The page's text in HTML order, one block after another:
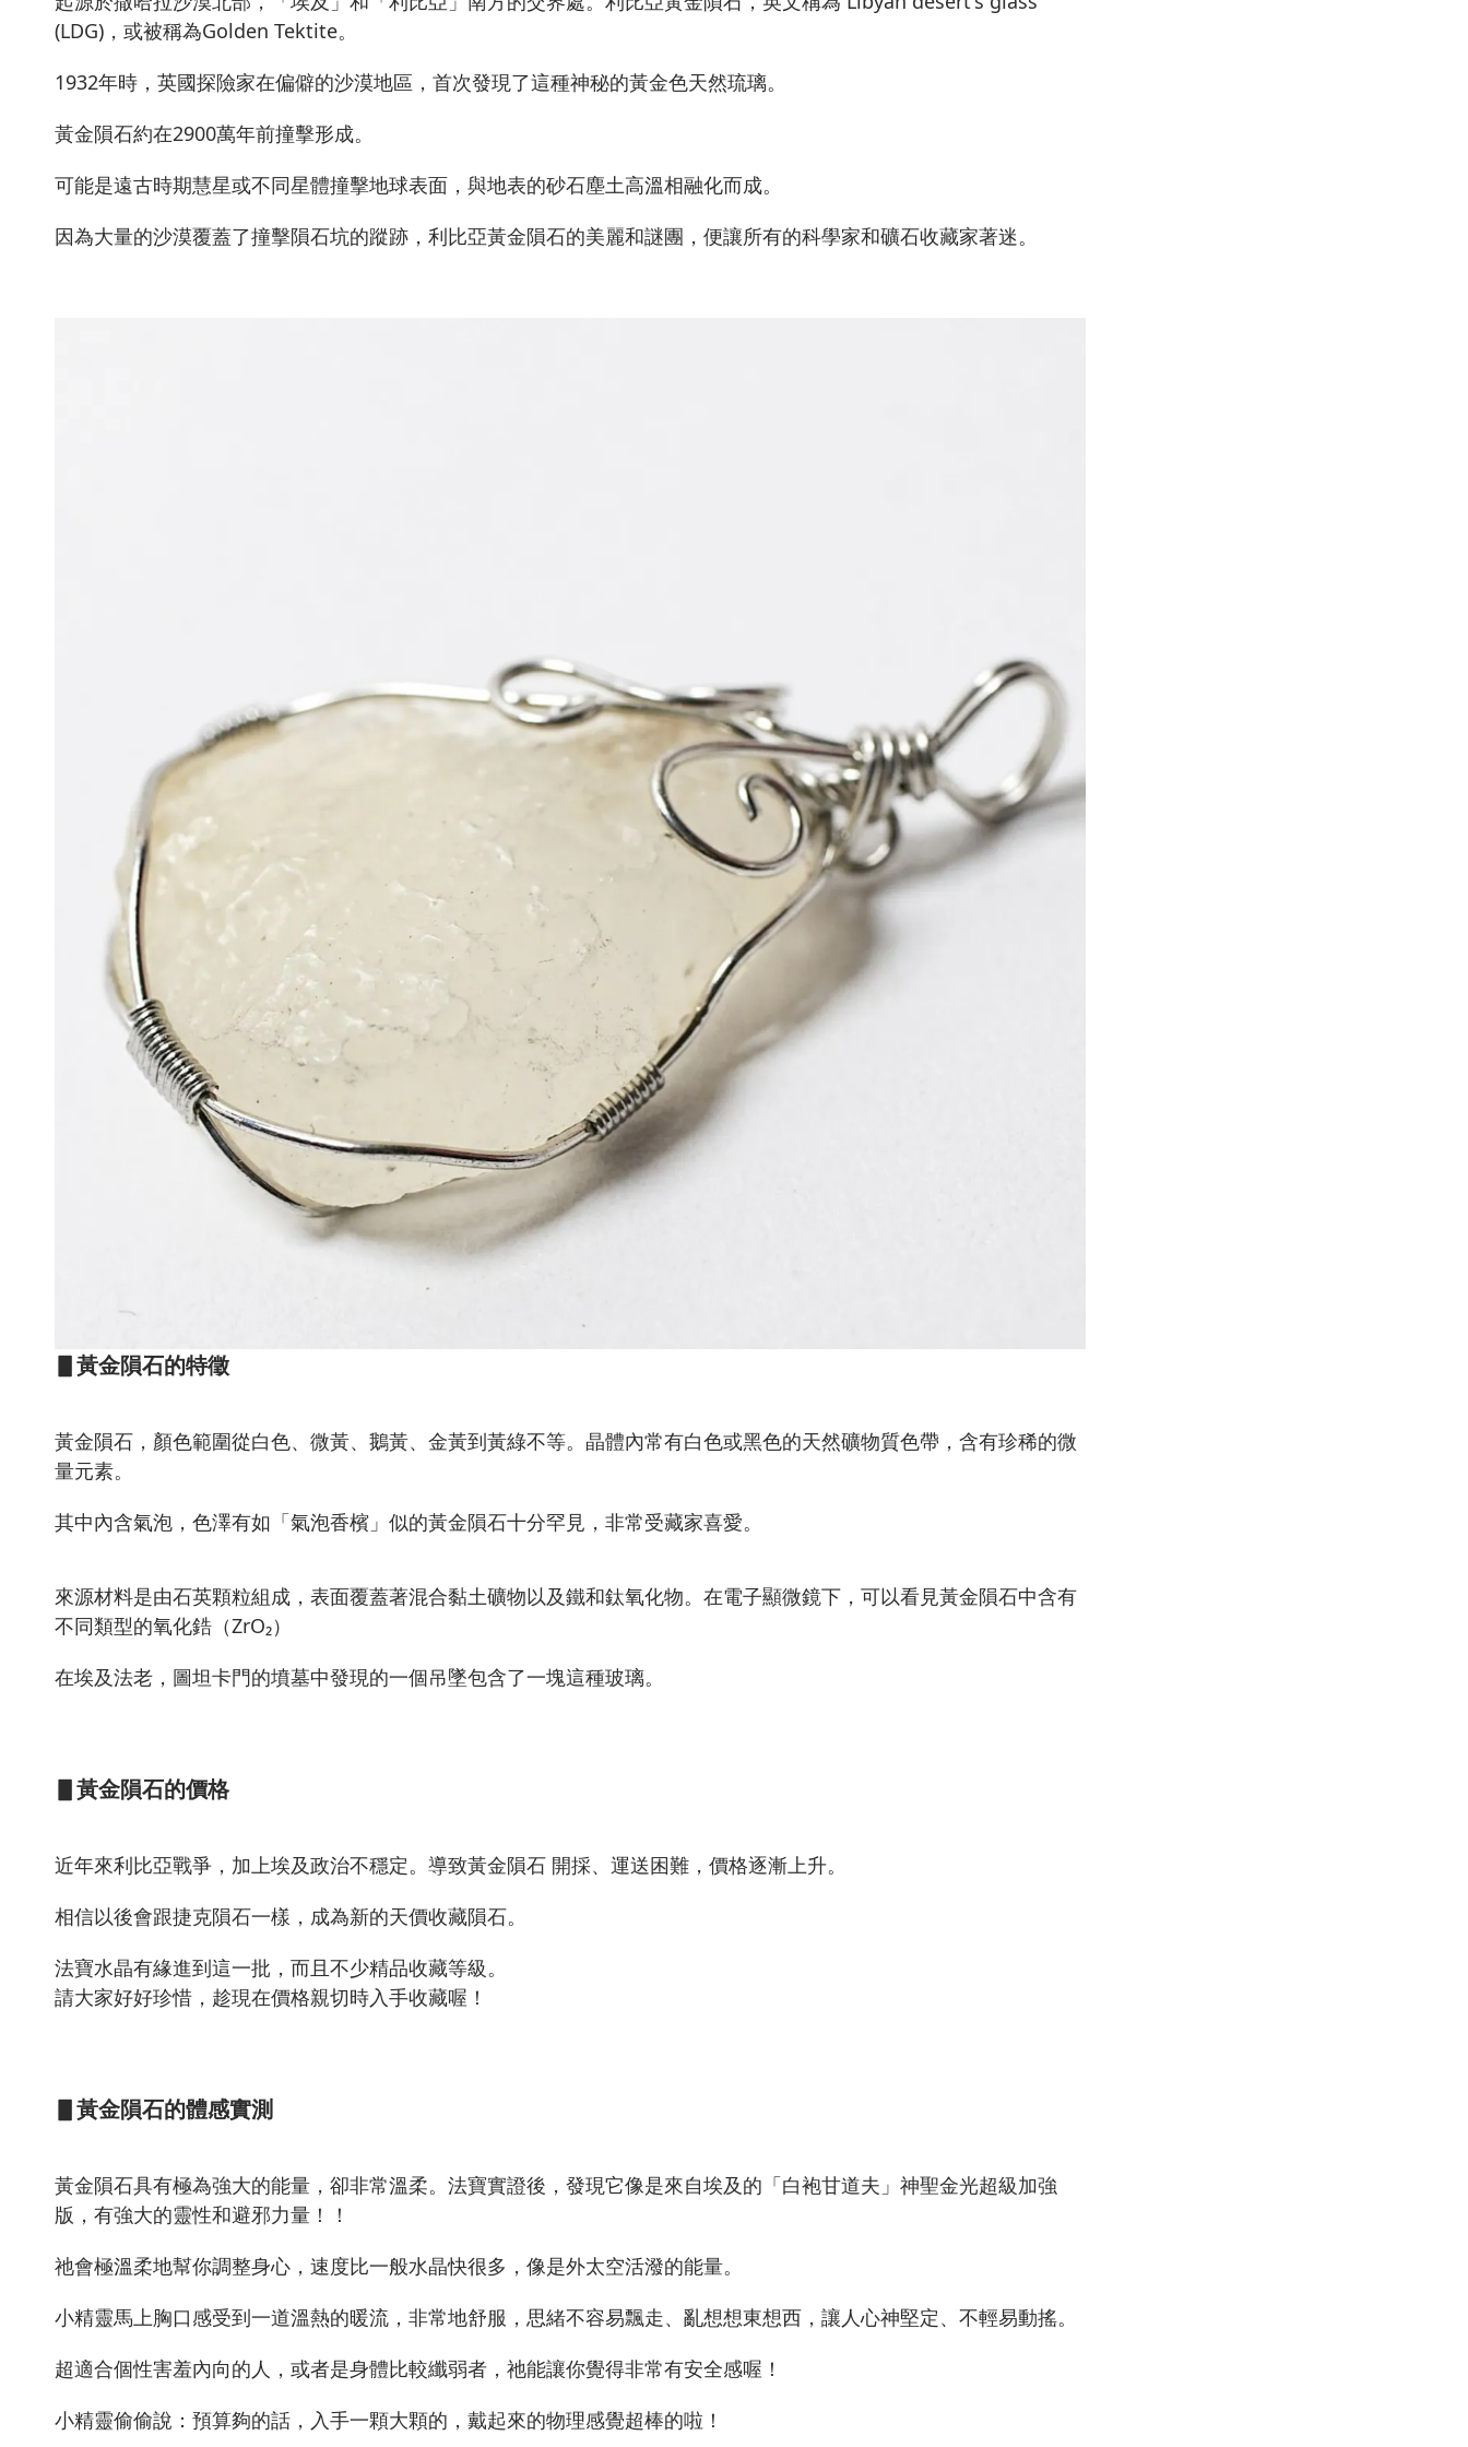
(LDG)，或被稱為Golden Tektite。
1932年時，英國探險家在偏僻的沙漠地區，首次發現了這種神秘的黃金色天然琉璃。
黃金隕石約在2900萬年前撞擊形成。
可能是遠古時期慧星或不同星體撞擊地球表面，與地表的砂石塵土高溫相融化而成。
因為大量的沙漠覆蓋了撞擊隕石坑的蹤跡，利比亞黃金隕石的美麗和謎團，便讓所有的科學家和礦石收藏家著迷。
▋黃金隕石的特徵
黃金隕石，顏色範圍從白色、微黃、鵝黃、金黃到黃綠不等。晶體內常有白色或黑色的天然礦物質色帶，含有珍稀的微
量元素。
其中內含氣泡，色澤有如「氣泡香檳」似的黃金隕石十分罕見，非常受藏家喜愛。
來源材料是由石英顆粒組成，表面覆蓋著混合黏土礦物以及鐵和鈦氧化物。在電子顯微鏡下，可以看見黃金隕石中含有
不同類型的氧化鋯（ZrO₂）
在埃及法老，圖坦卡門的墳墓中發現的一個吊墜包含了一塊這種玻璃。
▋黃金隕石的價格
近年來利比亞戰爭，加上埃及政治不穩定。導致黃金隕石 開採、運送困難，價格逐漸上升。
相信以後會跟捷克隕石一樣，成為新的天價收藏隕石。
法寶水晶有緣進到這一批，而且不少精品收藏等級。
請大家好好珍惜，趁現在價格親切時入手收藏喔！
▋黃金隕石的體感實測
黃金隕石具有極為強大的能量，卻非常溫柔。法寶實證後，發現它像是來自埃及的「白袍甘道夫」神聖金光超級加強
版，有強大的靈性和避邪力量！！
祂會極溫柔地幫你調整身心，速度比一般水晶快很多，像是外太空活潑的能量。
小精靈馬上胸口感受到一道溫熱的暖流，非常地舒服，思緒不容易飄走、亂想想東想西，讓人心神堅定、不輕易動搖。
超適合個性害羞內向的人，或者是身體比較纖弱者，祂能讓你覺得非常有安全感喔！
小精靈偷偷說：預算夠的話，入手一顆大顆的，戴起來的物理感覺超棒的啦！